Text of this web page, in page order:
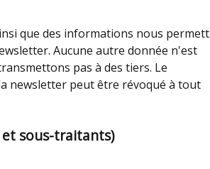
que des informations nous
Aucune autre donnée n'est
pas à des tiers. Le
newsletter peut être révoqué à tout
sous-traitants)